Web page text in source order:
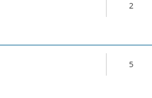
2
5